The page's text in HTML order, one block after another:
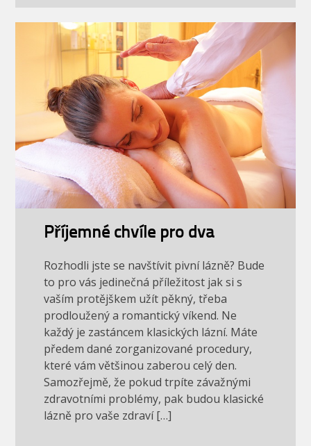
Příjemné chvíle pro dva
Rozhodli jste se navštívit pivní lázně? Bude
to pro vás jedinečná příležitost jak si s
vaším protějškem užít pěkný, třeba
prodloužený a romantický víkend. Ne
každý je zastáncem klasických lázní. Máte
předem dané zorganizované procedury,
které vám většinou zaberou celý den.
Samozřejmě, že pokud trpíte závažnými
zdravotními problémy, pak budou klasické
lázně pro vaše zdraví […]